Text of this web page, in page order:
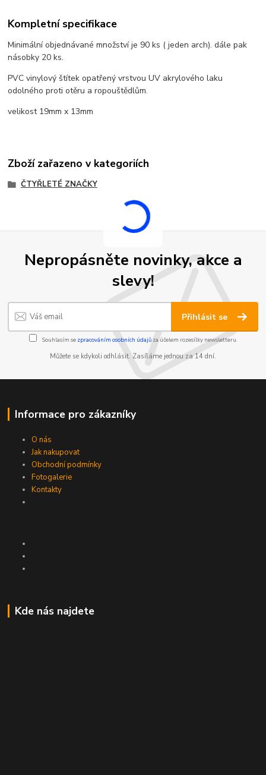
Kompletní specifikace
Minimální objednávané množství je 90 ks ( jeden arch). dále pak
násobky 20 ks.
PVC vinylový štítek opatřený vrstvou UV akrylového laku
odolného proti otěru a ropouštědlům.
velikost 19mm x 13mm
Zboží zařazeno v kategoriích
ČTYŘLETÉ ZNAČKY
Nepropásněte novinky, akce a
slevy!
Přihlásit se
Souhlasím se zpracováním osobních údajůza účelem rozesílky newsletteru.
Můžete se kdykoli odhlásit. Zasíláme jednou za 14 dní.
Informace pro zákazníky
O nás
Jak nakupovat
Obchodní podmínky
Fotogalerie
Kontakty
Kde nás najdete